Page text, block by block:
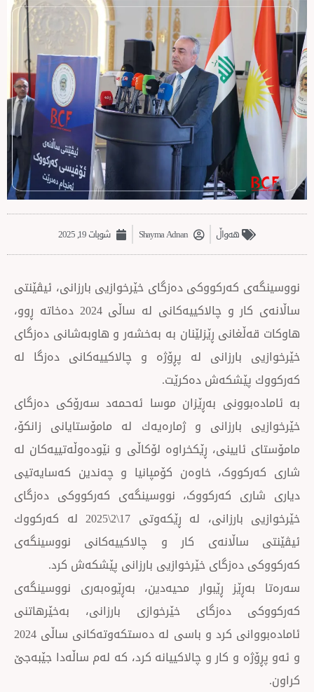
Shayma Adnan شوبات 19, 2025
دەزگای خێرخوازیی بارزانی، ئیڤێنتی
ساڵانەی كار و چالاكییەكانی لە ساڵی 2024 دەخاتە ڕوو،
ڕێزلێنان بە بەخشەر و هاوبەشانی دەزگای
لە پڕۆژە و چالاكییەكانی دەزگا لە
دەكرێت.
بەڕێزان موسا ئەحمەد سەرۆکی دەزگای
و ژمارەیەك لە مامۆستایانی زانکۆ،
ڕێکخراوە لۆکاڵی و نێودەوڵەتییەكان لە
خاوەن کۆمپانیا و چەندین کەسایەتیی
کەرکووک، نووسینگەی کەرکووکی دەزگای
خێرخوازیی بارزانی، لە ڕێكەوتی 17\2\2025 لە كەركووك
كار و چالاكییەكانی نووسینگەی
خێرخوازیی بارزانی پێشكەش كرد.
ڕێبوار محیەدین، بەڕێوەبەری نووسینگەی
خێرخوازی بارزانی، بەخێرهاتنی
ئامادەبووانی كرد و باسی لە دەستكەوتەكانی ساڵی 2024
و كار و چالاكییانە كرد، كە لەم ساڵەدا جێبەجێ